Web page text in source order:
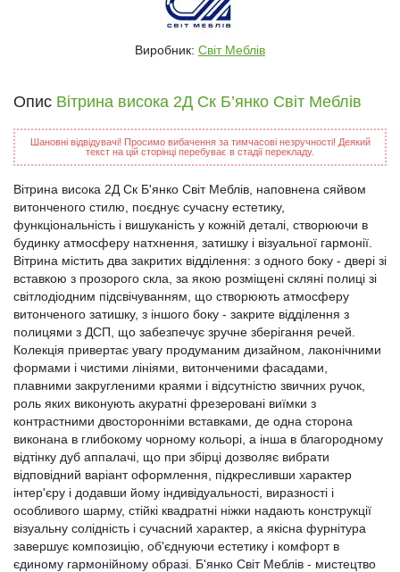
Виробник: Світ Меблів
Опис Вітрина висока 2Д Ск Б’янко Світ Меблів
Шановні відвідувачі! Просимо вибачення за тимчасові незручності! Деякий
текст на цій сторінці перебуває в стадії перекладу.
Вітрина висока 2Д Ск Б'янко Світ Меблів, наповнена сяйвом
витонченого стилю, поєднує сучасну естетику,
функціональність і вишуканість у кожній деталі, створюючи в
будинку атмосферу натхнення, затишку і візуальної гармонії.
Вітрина містить два закритих відділення: з одного боку - двері зі
вставкою з прозорого скла, за якою розміщені скляні полиці зі
світлодіодним підсвічуванням, що створюють атмосферу
витонченого затишку, з іншого боку - закрите відділення з
полицями з ДСП, що забезпечує зручне зберігання речей.
Колекція привертає увагу продуманим дизайном, лаконічними
формами і чистими лініями, витонченими фасадами,
плавними закругленими краями і відсутністю звичних ручок,
роль яких виконують акуратні фрезеровані виїмки з
контрастними двосторонніми вставками, де одна сторона
виконана в глибокому чорному кольорі, а інша в благородному
відтінку дуб аппалачі, що при збірці дозволяє вибрати
відповідний варіант оформлення, підкресливши характер
інтер'єру і додавши йому індивідуальності, виразності і
особливого шарму, стійкі квадратні ніжки надають конструкції
візуальну солідність і сучасний характер, а якісна фурнітура
завершує композицію, об'єднуючи естетику і комфорт в
єдиному гармонійному образі. Б'янко Світ Меблів - мистецтво